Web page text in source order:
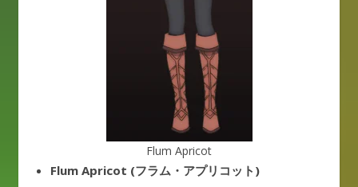
Flum Apricot
Flum Apricot (フラム・アプリコット)